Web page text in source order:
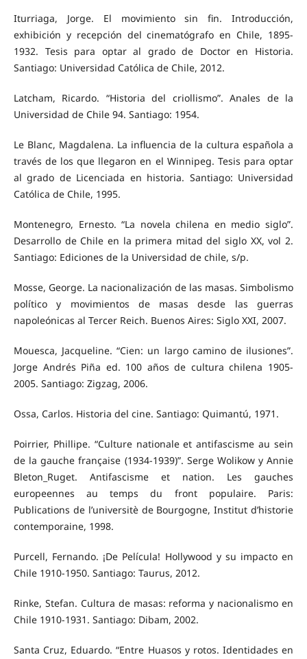
Iturriaga, Jorge. El movimiento sin fin. Introducción,
exhibición y recepción del cinematógrafo en Chile, 1895-
1932. Tesis para optar al grado de Doctor en Historia.
Santiago: Universidad Católica de Chile, 2012.
Latcham, Ricardo. “Historia del criollismo”. Anales de la
Universidad de Chile 94. Santiago: 1954.
Le Blanc, Magdalena. La influencia de la cultura española a
través de los que llegaron en el Winnipeg. Tesis para optar
al grado de Licenciada en historia. Santiago: Universidad
Católica de Chile, 1995.
Montenegro, Ernesto. “La novela chilena en medio siglo”.
Desarrollo de Chile en la primera mitad del siglo XX, vol 2.
Santiago: Ediciones de la Universidad de chile, s/p.
Mosse, George. La nacionalización de las masas. Simbolismo
político y movimientos de masas desde las guerras
napoleónicas al Tercer Reich. Buenos Aires: Siglo XXI, 2007.
Mouesca, Jacqueline. “Cien: un largo camino de ilusiones”.
Jorge Andrés Piña ed. 100 años de cultura chilena 1905-
2005. Santiago: Zigzag, 2006.
Ossa, Carlos. Historia del cine. Santiago: Quimantú, 1971.
Poirrier, Phillipe. “Culture nationale et antifascisme au sein
de la gauche française (1934-1939)”. Serge Wolikow y Annie
Bleton_Ruget. Antifascisme et nation. Les gauches
europeennes au temps du front populaire. Paris:
Publications de l’universitè de Bourgogne, Institut d’historie
contemporaine, 1998.
Purcell, Fernando. ¡De Película! Hollywood y su impacto en
Chile 1910-1950. Santiago: Taurus, 2012.
Rinke, Stefan. Cultura de masas: reforma y nacionalismo en
Chile 1910-1931. Santiago: Dibam, 2002.
Santa Cruz, Eduardo. “Entre Huasos y rotos. Identidades en